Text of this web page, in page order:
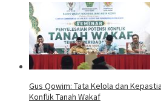
Gus Qowim: Tata Kelola dan
Konflik Tanah Wakaf